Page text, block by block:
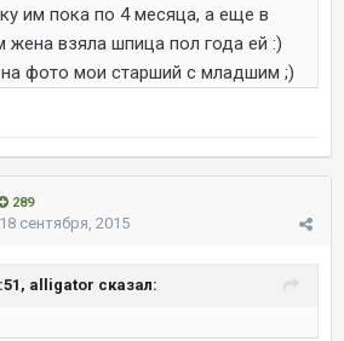
им пока по 4 месяца, а еще в
взяла шпица пол года ей :)
фото мои старший с младшим ;)
289
18 сентября, 2015
alligator сказал: